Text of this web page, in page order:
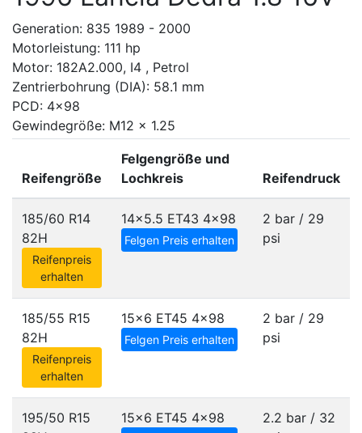
Generation: 835 1989 - 2000
Motorleistung: 111 hp
Motor: 182A2.000, I4 , Petrol
Zentrierbohrung (DIA): 58.1 mm
PCD: 4x98
Gewindegröße: M12 x 1.25
Reifengröße
Felgengröße und
Lochkreis
Reifendruck
185/60 R14
82H
Reifenpreis
erhalten
14x5.5 ET43 4x98
Felgen Preis erhalten
2 bar / 29
psi
185/55 R15
82H
Reifenpreis
erhalten
15x6 ET45 4x98
Felgen Preis erhalten
2 bar / 29
psi
195/50 R15
15x6 ET45 4x98
2.2 bar / 32